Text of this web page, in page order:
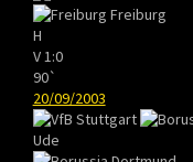
Freiburg
H
V 1:0
90`
20/09/2003
Ude